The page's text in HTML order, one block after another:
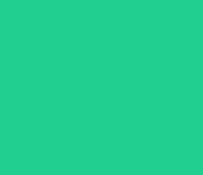
των
το